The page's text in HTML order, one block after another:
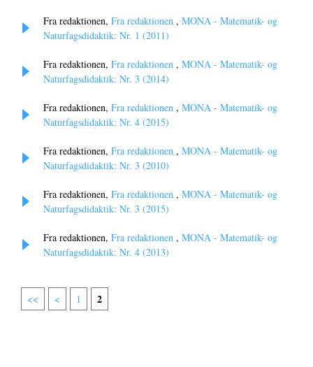
Fra redaktionen, Fra redaktionen , MONA - Matematik- og
Naturfagsdidaktik: Nr. 1 (2011)
Fra redaktionen, Fra redaktionen , MONA - Matematik- og
Naturfagsdidaktik: Nr. 3 (2014)
Fra redaktionen, Fra redaktionen , MONA - Matematik- og
Naturfagsdidaktik: Nr. 4 (2015)
Fra redaktionen, Fra redaktionen , MONA - Matematik- og
Naturfagsdidaktik: Nr. 3 (2010)
Fra redaktionen, Fra redaktionen , MONA - Matematik- og
Naturfagsdidaktik: Nr. 3 (2015)
Fra redaktionen, Fra redaktionen , MONA - Matematik- og
Naturfagsdidaktik: Nr. 4 (2013)
<< < 1 2